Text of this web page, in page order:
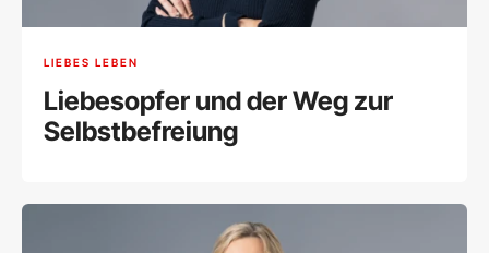
LIEBES LEBEN
Liebesopfer und der Weg zur
Selbstbefreiung